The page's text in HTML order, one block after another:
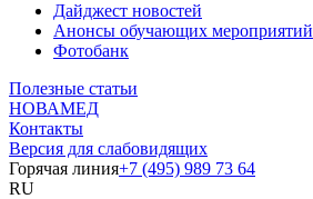
Дайджест новостей
Анонсы обучающих мероприятий
Фотобанк
Полезные статьи
НОВАМЕД
Контакты
Версия для слабовидящих
Горячая линия+7 (495) 989 73 64
RU